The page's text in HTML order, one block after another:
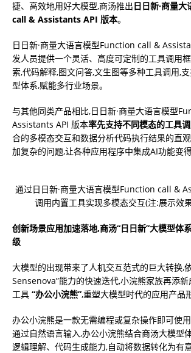
捷、高效地用好大模型,商汤推出⽇⽇新·商量大
call & Assistants API 版本。
⽇⽇新·商量大语言模型Function call &
发人员提供一个灵活、高度可定制的工具调用
索,代码解释,图文问答,⽂⽣图等多种⼯具调⽤,
型体系,赋能多⾏业场景。
与其他同类产品相比,⽇⽇新·商量大语言模型
Assistants API 版本率先支持不同模态的工具
合的多模态交互和数据分析代码执行结果的直
加复杂的问题,让各种应⽤程序中集成AI功能变
通过⽇⽇新·商量大语言模型Function call &
调用内置工具实现多模态交互(注:展示效
创新场景应用加速落地,商汤“日日新”大模型体
级
大模型的出现带来了人机交互范式的巨大转换,
Sensenova”能力的快速迭代,小浣熊家族再添
工具 “办公小浣熊”,重塑大模型时代的应用产品
办公小浣熊是一款无需编程或复杂操作即可使用
通过自然语言输入,办公小浣熊结合商汤大模型
逻辑理解、代码生成能力,自动将数据转化为有